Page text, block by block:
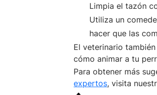
Limpia el tazón
Utiliza un
hacer que las
El veterinario
cómo animar a tu
Para obtener más
expertos, visita